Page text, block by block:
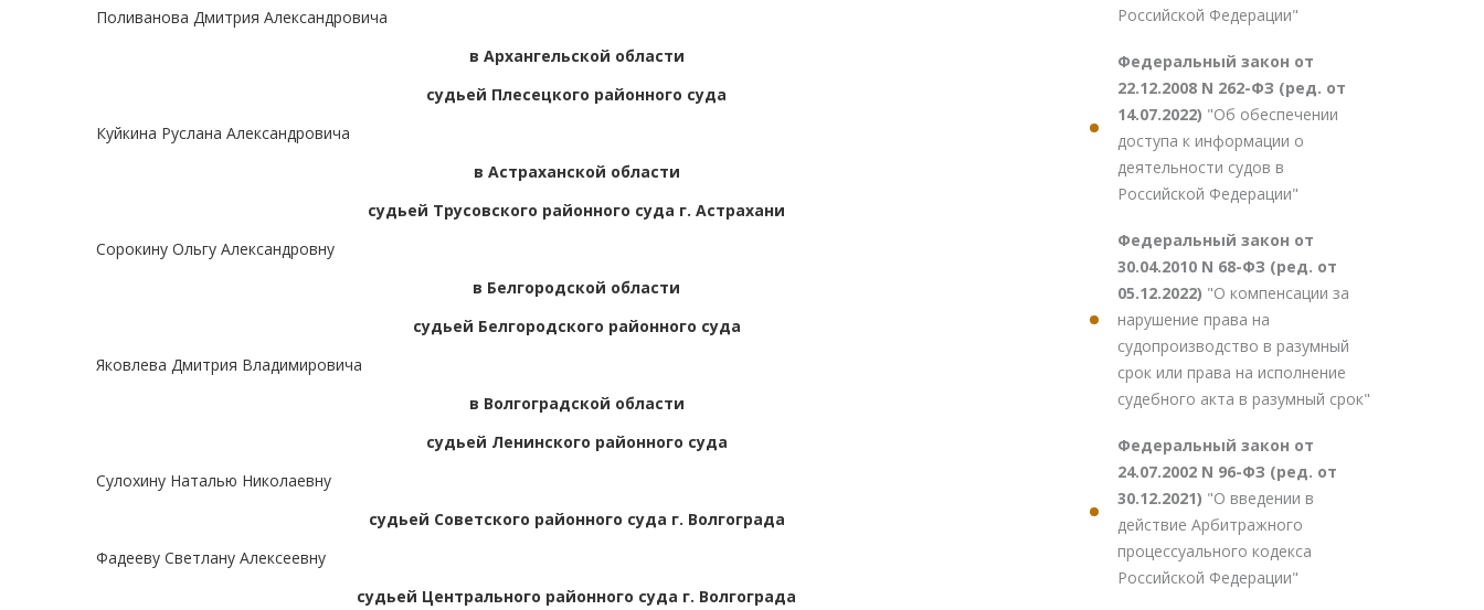
Поливанова Дмитрия Александровича
в Архангельской области
судьей Плесецкого районного суда
Куйкина Руслана Александровича
в Астраханской области
судьей Трусовского районного суда г. Астрахани
Сорокину Ольгу Александровну
в Белгородской области
судьей Белгородского районного суда
Яковлева Дмитрия Владимировича
в Волгоградской области
судьей Ленинского районного суда
Сулохину Наталью Николаевну
судьей Советского районного суда г. Волгограда
Фадееву Светлану Алексеевну
судьей Центрального районного суда г. Волгограда
Российской Федерации"
Федеральный закон от
22.12.2008 N 262-ФЗ (ред. от
14.07.2022) "Об обеспечении
доступа к информации о
деятельности судов в
Российской Федерации"
Федеральный закон от
30.04.2010 N 68-ФЗ (ред. от
05.12.2022) "О компенсации за
нарушение права на
судопроизводство в разумный
срок или права на исполнение
судебного акта в разумный срок"
Федеральный закон от
24.07.2002 N 96-ФЗ (ред. от
30.12.2021) "О введении в
действие Арбитражного
процессуального кодекса
Российской Федерации"